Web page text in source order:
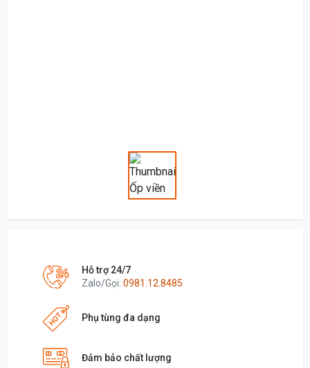
Hỗ trợ 24/7
Zalo/Gọi: 0981.12.8485
Phụ tùng đa dạng
Đảm bảo chất lượng